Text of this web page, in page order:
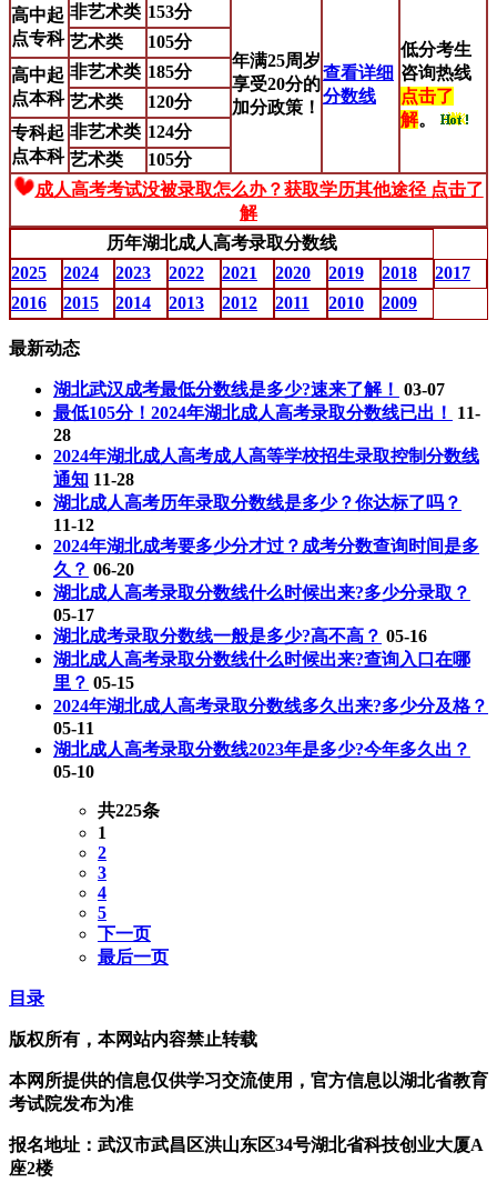
高中起
点专科
非艺术类 153分
年满25周岁
享受20分的
加分政策！
查看详细
分数线
低分考生
咨询热线
点击了
解。
艺术类
105分
高中起
点本科
非艺术类 185分
艺术类
120分
专科起
点本科
非艺术类 124分
艺术类
105分
成人高考考试没被录取怎么办？获取学历其他途径 点击了
解
历年湖北成人高考录取分数线
2025
2024 2023 2022 2021 2020 2019 2018
2017
2016
2015 2014 2013 2012 2011 2010 2009
最新动态
湖北武汉成考最低分数线是多少?速来了解！ 03-07
最低105分！2024年湖北成人高考录取分数线已出！
11-
28
2024年湖北成人高考成人高等学校招生录取控制分数线
通知 11-28
湖北成人高考历年录取分数线是多少？你达标了吗？
11-12
2024年湖北成考要多少分才过？成考分数查询时间是多
久？ 06-20
湖北成人高考录取分数线什么时候出来?多少分录取？
05-17
湖北成考录取分数线一般是多少?高不高？ 05-16
湖北成人高考录取分数线什么时候出来?查询入口在哪
里？ 05-15
2024年湖北成人高考录取分数线多久出来?多少分及格？
05-11
湖北成人高考录取分数线2023年是多少?今年多久出？
05-10
共225条
1
2
3
4
5
下一页
最后一页
目录
版权所有，本网站内容禁止转载
本网所提供的信息仅供学习交流使用，官方信息以湖北省教育
考试院发布为准
报名地址：武汉市武昌区洪山东区34号湖北省科技创业大厦A
座2楼